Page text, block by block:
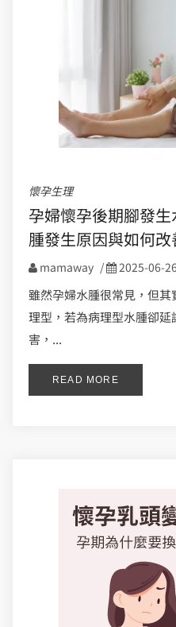
懷孕生理
孕婦懷孕後期腳發
腫發生原因與如何改
mamaway / 2025-06-26
雖然孕婦水腫很常見，但
理型，若為病理型水腫卻
害，...
READ MORE